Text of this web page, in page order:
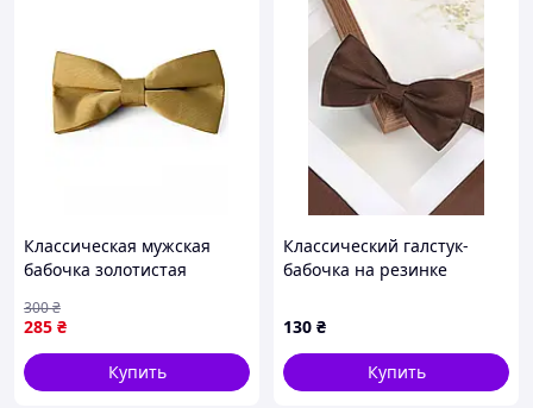
Классическая мужская
бабочка золотистая
285 ₴
300₴
Купить
Классический галстук-
бабочка на резинке
130 ₴
Купить